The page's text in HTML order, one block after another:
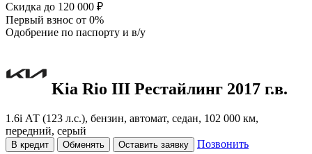
Скидка до 120 000 ₽
Первый взнос от 0%
Одобрение по паспорту и в/у
Kia Rio III Рестайлинг 2017 г.в.
1.6i АТ (123 л.с.), бензин, автомат, седан, 102 000 км,
передний, серый
В кредит Обменять Оставить заявку
Позвонить